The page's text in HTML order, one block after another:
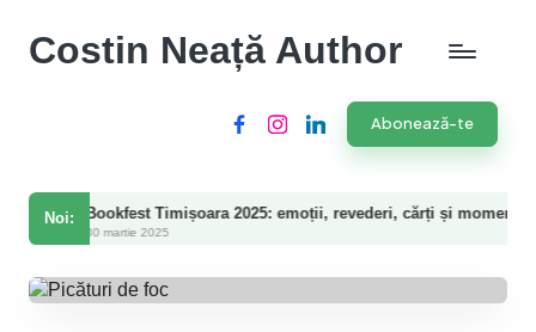
Costin Neață Author
FacebookInstagramLinkedIn Abonează-te
Noi:
Timișoara 2025: emoții, revederi, cărți și momente speciale